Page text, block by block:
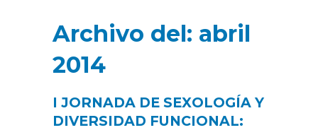
Archivo del: abril
2014
I JORNADA DE SEXOLOGÍA Y
DIVERSIDAD FUNCIONAL: